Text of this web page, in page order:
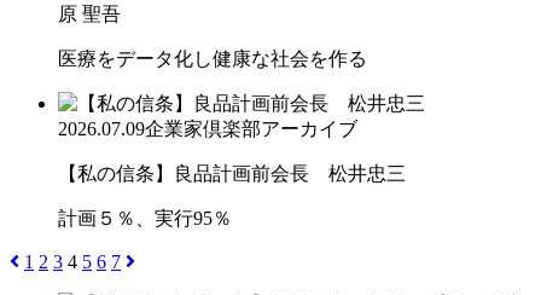
原 聖吾
医療をデータ化し健康な社会を作る
2026.07.09企業家倶楽部アーカイブ
【私の信条】良品計画前会長 松井忠三
計画５％、実行95％
1 2 3 4 5 6 7